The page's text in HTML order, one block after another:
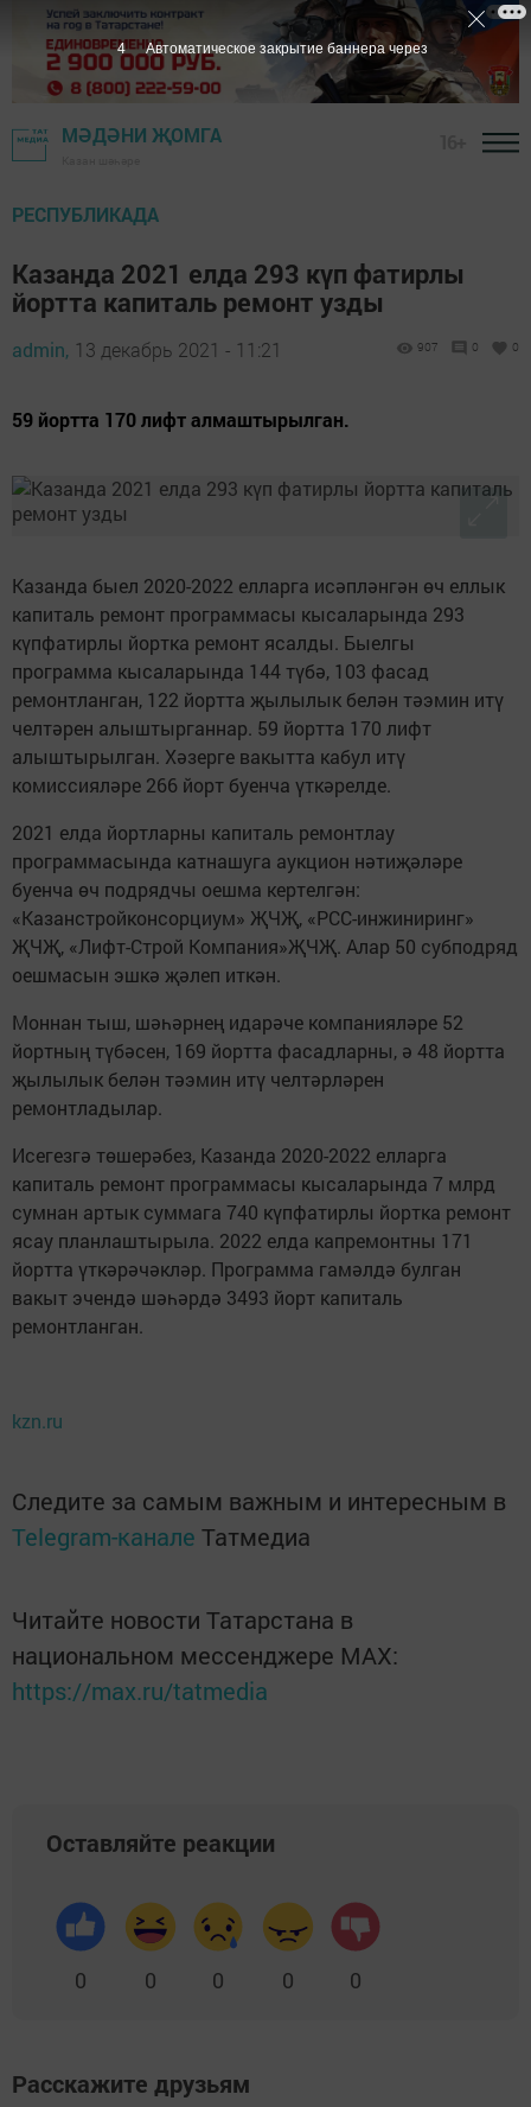
МӘДӘНИ ҖОМГА
РЕСПУБЛИКАДА
Казанда 2021 елда 293 күп фатирлы
йортта капиталь ремонт узды
admin, 13 декабрь 2021 - 11:21 907 0 0
59 йортта 170 лифт алмаштырылган.
Казанда быел 2020-2022 елларга исәпләнгән өч еллык
капиталь ремонт программасы кысаларында 293
күпфатирлы йортка ремонт ясалды. Быелгы
программа кысаларында 144 түбә, 103 фасад
ремонтланган, 122 йортта җылылык белән тәэмин итү
челтәрен алыштырганнар. 59 йортта 170 лифт
алыштырылган. Хәзерге вакытта кабул итү
комиссияләре 266 йорт буенча үткәрелде.
2021 елда йортларны капиталь ремонтлау
программасында катнашуга аукцион нәтиҗәләре
буенча өч подрядчы оешма кертелгән:
«Казанстройконсорциум» ҖЧҖ, «РСС-инжиниринг»
ҖЧҖ, «Лифт-Строй Компания»ҖЧҖ. Алар 50 субподряд
оешмасын эшкә җәлеп иткән.
Моннан тыш, шәһәрнең идарәче компанияләре 52
йортның түбәсен, 169 йортта фасадларны, ә 48 йортта
җылылык белән тәэмин итү челтәрләрен
ремонтладылар.
Исегезгә төшерәбез, Казанда 2020-2022 елларга
капиталь ремонт программасы кысаларында 7 млрд
сумнан артык суммага 740 күпфатирлы йортка ремонт
ясау планлаштырыла. 2022 елда капремонтны 171
йортта үткәрәчәкләр. Программа гамәлдә булган
вакыт эчендә шәһәрдә 3493 йорт капиталь
ремонтланган.
kzn.ru
Следите за самым важным и интересным в
Telegram-канале Татмедиа
Читайте новости Татарстана в
национальном мессенджере MАХ:
https://max.ru/tatmedia
Оставляйте реакции
0 0 0 0 0
Расскажите друзьям
3 Автоматическое закрытие баннера через